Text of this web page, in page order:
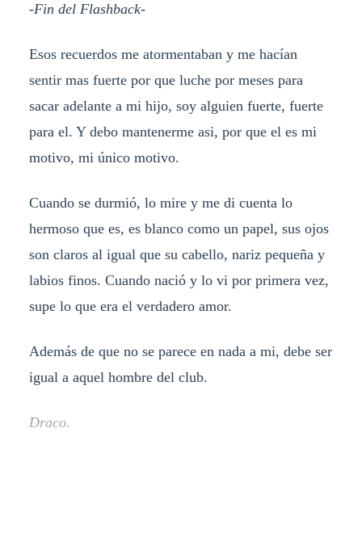
-Fin del Flashback-
Esos recuerdos me atormentaban y me hacían
sentir mas fuerte por que luche por meses para
sacar adelante a mi hijo, soy alguien fuerte, fuerte
para el. Y debo mantenerme asi, por que el es mi
motivo, mi único motivo.
Cuando se durmió, lo mire y me di cuenta lo
hermoso que es, es blanco como un papel, sus ojos
son claros al igual que su cabello, nariz pequeña y
labios finos. Cuando nació y lo vi por primera vez,
supe lo que era el verdadero amor.
Además de que no se parece en nada a mi, debe ser
igual a aquel hombre del club.
Draco.